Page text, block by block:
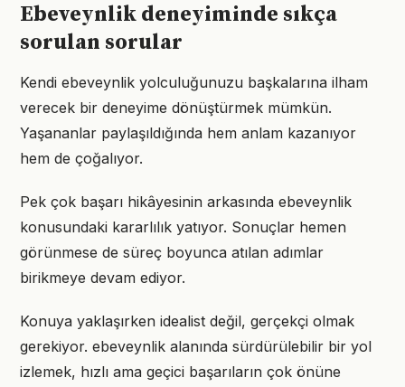
Ebeveynlik deneyiminde sıkça
sorulan sorular
Kendi ebeveynlik yolculuğunuzu başkalarına ilham
verecek bir deneyime dönüştürmek mümkün.
Yaşananlar paylaşıldığında hem anlam kazanıyor
hem de çoğalıyor.
Pek çok başarı hikâyesinin arkasında ebeveynlik
konusundaki kararlılık yatıyor. Sonuçlar hemen
görünmese de süreç boyunca atılan adımlar
birikmeye devam ediyor.
Konuya yaklaşırken idealist değil, gerçekçi olmak
gerekiyor. ebeveynlik alanında sürdürülebilir bir yol
izlemek, hızlı ama geçici başarıların çok önüne